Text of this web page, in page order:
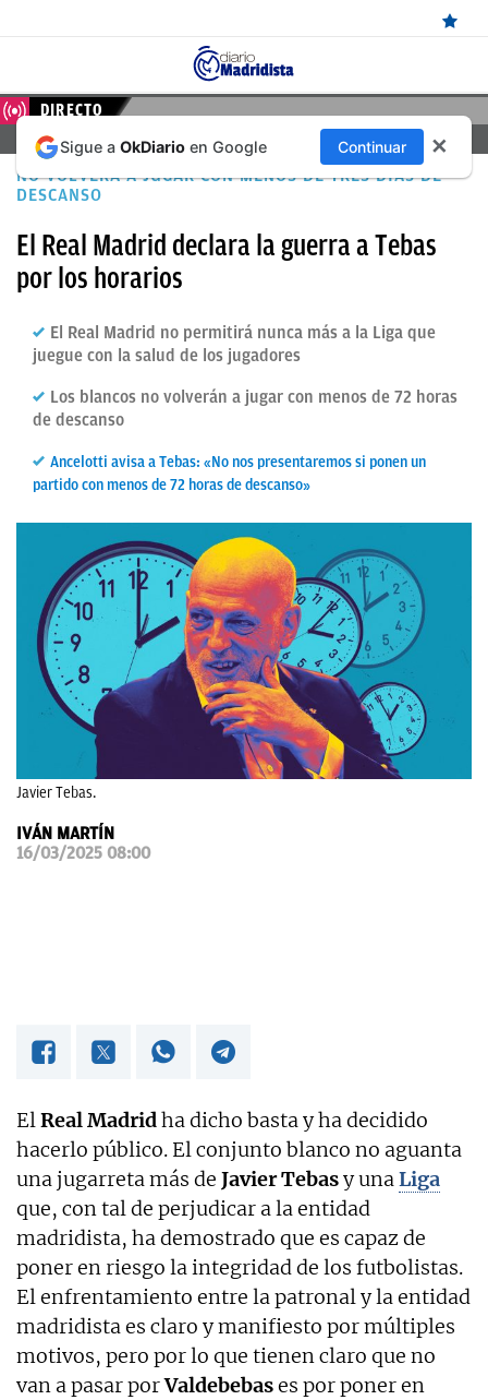
ÚLTIMAS
NOTICIAS
REAL
MADRID
BALONCESTO
FICHAJES
DIRECTO
PAPARAZZI
OKDIARIO
DIRECTO
FERENCVAROS – REAL MADRID, EN DIRECTO HOY
NO VOLVERÁ A JUGAR CON MENOS DE TRES DÍAS DE
DESCANSO
El Real Madrid declara la guerra a Tebas
por los horarios
El Real Madrid no permitirá nunca más a la Liga que
juegue con la salud de los jugadores
Los blancos no volverán a jugar con menos de 72 horas
de descanso
Ancelotti avisa a Tebas: «No nos presentaremos si ponen un
partido con menos de 72 horas de descanso»
Javier Tebas.
IVÁN MARTÍN
16/03/2025 08:00
ElReal Madridha dicho basta y ha decidido
hacerlo público. El conjunto blanco no aguanta
una jugarreta más de Javier Tebasy unaLiga
que, con tal de perjudicar a la entidad
madridista, ha demostrado que es capaz de
poner en riesgo la integridad de los futbolistas.
El enfrentamiento entre la patronal y la entidad
madridista es claro y manifiesto por múltiples
motivos, pero por lo que tienen claro que no
van a pasar porValdebebases por poner en
Sigue a OkDiario en Google Continuar ✕